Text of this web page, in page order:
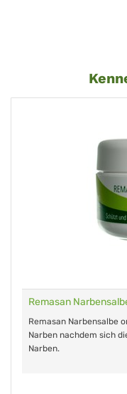
organic dient der Pflege
die Wunde geschlossen hat,